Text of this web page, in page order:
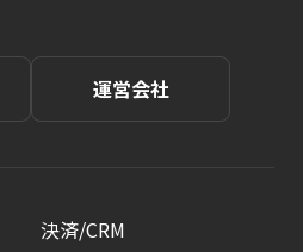
運営会社
決済/CRM